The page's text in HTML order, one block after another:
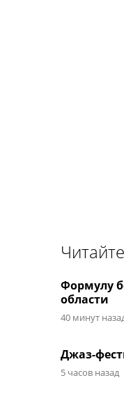
Формулу
области
40 минут
Джаз-
5 часов назад